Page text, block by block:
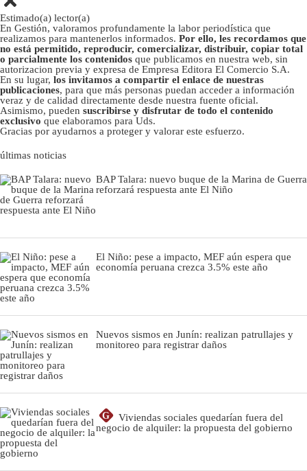
Estimado(a) lector(a)
En Gestión, valoramos profundamente la labor periodística que
realizamos para mantenerlos informados. Por ello, les recordamos que
no está permitido, reproducir, comercializar, distribuir, copiar total
o parcialmente los contenidos que publicamos en nuestra web, sin
autorizacion previa y expresa de Empresa Editora El Comercio S.A.
En su lugar, los invitamos a compartir el enlace de nuestras
publicaciones, para que más personas puedan acceder a información
veraz y de calidad directamente desde nuestra fuente oficial.
Asimismo, pueden suscribirse y disfrutar de todo el contenido
exclusivo que elaboramos para Uds.
Gracias por ayudarnos a proteger y valorar este esfuerzo.
últimas noticias
BAP Talara: nuevo buque de la Marina de Guerra
reforzará respuesta ante El Niño
El Niño: pese a impacto, MEF aún espera que
economía peruana crezca 3.5% este año
Nuevos sismos en Junín: realizan patrullajes y
monitoreo para registrar daños
G
Viviendas sociales quedarían fuera del
negocio de alquiler: la propuesta del gobierno